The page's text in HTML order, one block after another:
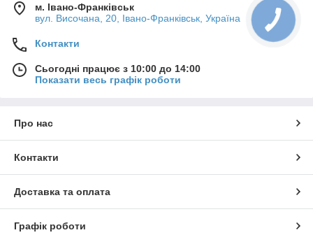
м. Івано-Франківськ
вул. Височана, 20, Івано-Франківськ, Україна
Контакти
Сьогодні працює з 10:00 до 14:00
Показати весь графік роботи
Про нас
Контакти
Доставка та оплата
Графік роботи